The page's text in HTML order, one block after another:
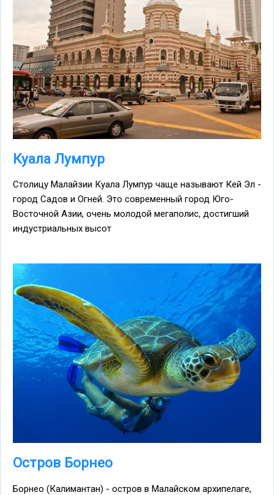
Куала Лумпур
Столицу Малайзии Куала Лумпур чаще называют Кей Эл -
город Садов и Огней. Это современный город Юго-
Восточной Азии, очень молодой мегаполис, достигший
индустриальных высот
Остров Борнео
Борнео (Калимантан) - остров в Малайском архипелаге,